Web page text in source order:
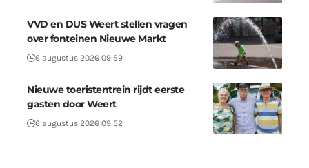
VVD en DUS Weert stellen vragen
over fonteinen Nieuwe Markt
6 augustus 2026 09:59
Nieuwe toeristentrein rijdt eerste
gasten door Weert
6 augustus 2026 09:52